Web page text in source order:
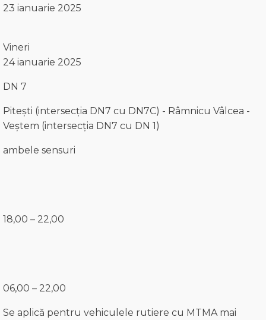
23 ianuarie 2025
Vineri
24 ianuarie 2025
DN 7
Piteşti (intersecția DN7 cu DN7C) - Râmnicu Vâlcea -
Veștem (intersecția DN7 cu DN 1)
ambele sensuri
18,00 – 22,00
06,00 – 22,00
Se aplică pentru vehiculele rutiere cu MTMA mai